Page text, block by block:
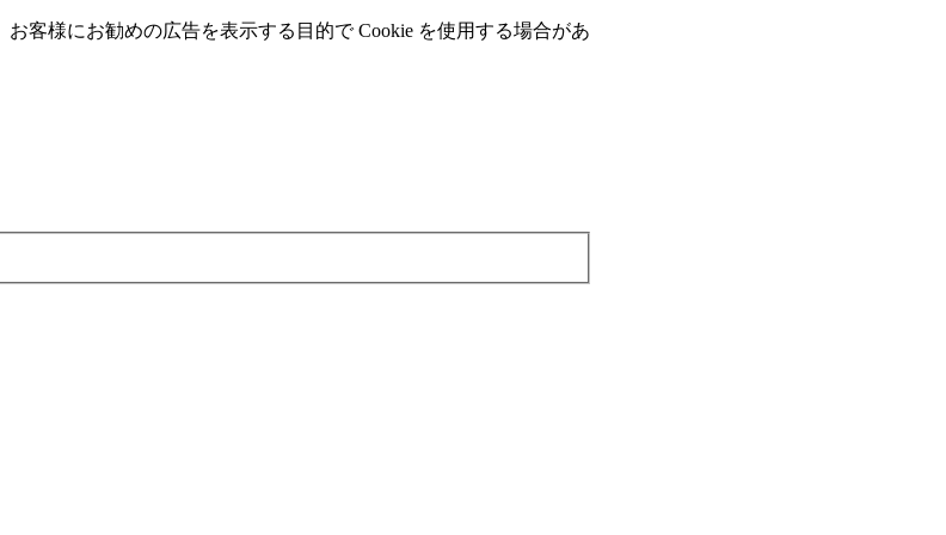
客様にお勧めの広告を表⽰する⽬的で Cookie を使⽤する場合があ